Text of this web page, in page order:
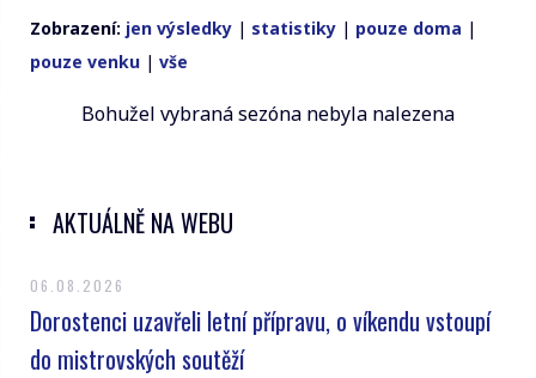
Zobrazení: jen výsledky | statistiky | pouze doma |
pouze venku | vše
Bohužel vybraná sezóna nebyla nalezena
AKTUÁLNĚ NA WEBU
06.08.2026
Dorostenci uzavřeli letní přípravu, o víkendu vstoupí
do mistrovských soutěží